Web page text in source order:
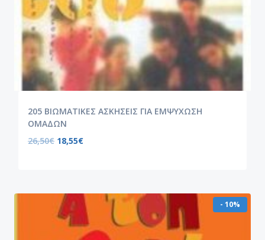
205 ΒΙΩΜΑΤΙΚΕΣ ΑΣΚΗΣΕΙΣ ΓΙΑ ΕΜΨΥΧΩΣΗ
ΟΜΑΔΩΝ
26,50€ 18,55€
- 10%